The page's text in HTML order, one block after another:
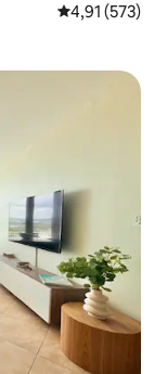
Classificação
4,91 (573)